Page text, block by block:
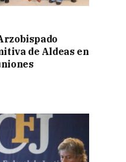
de Aldeas en